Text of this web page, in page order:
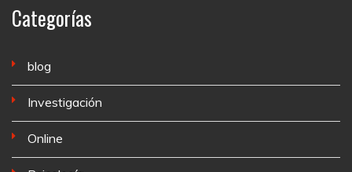
Categorías
blog
Investigación
Online